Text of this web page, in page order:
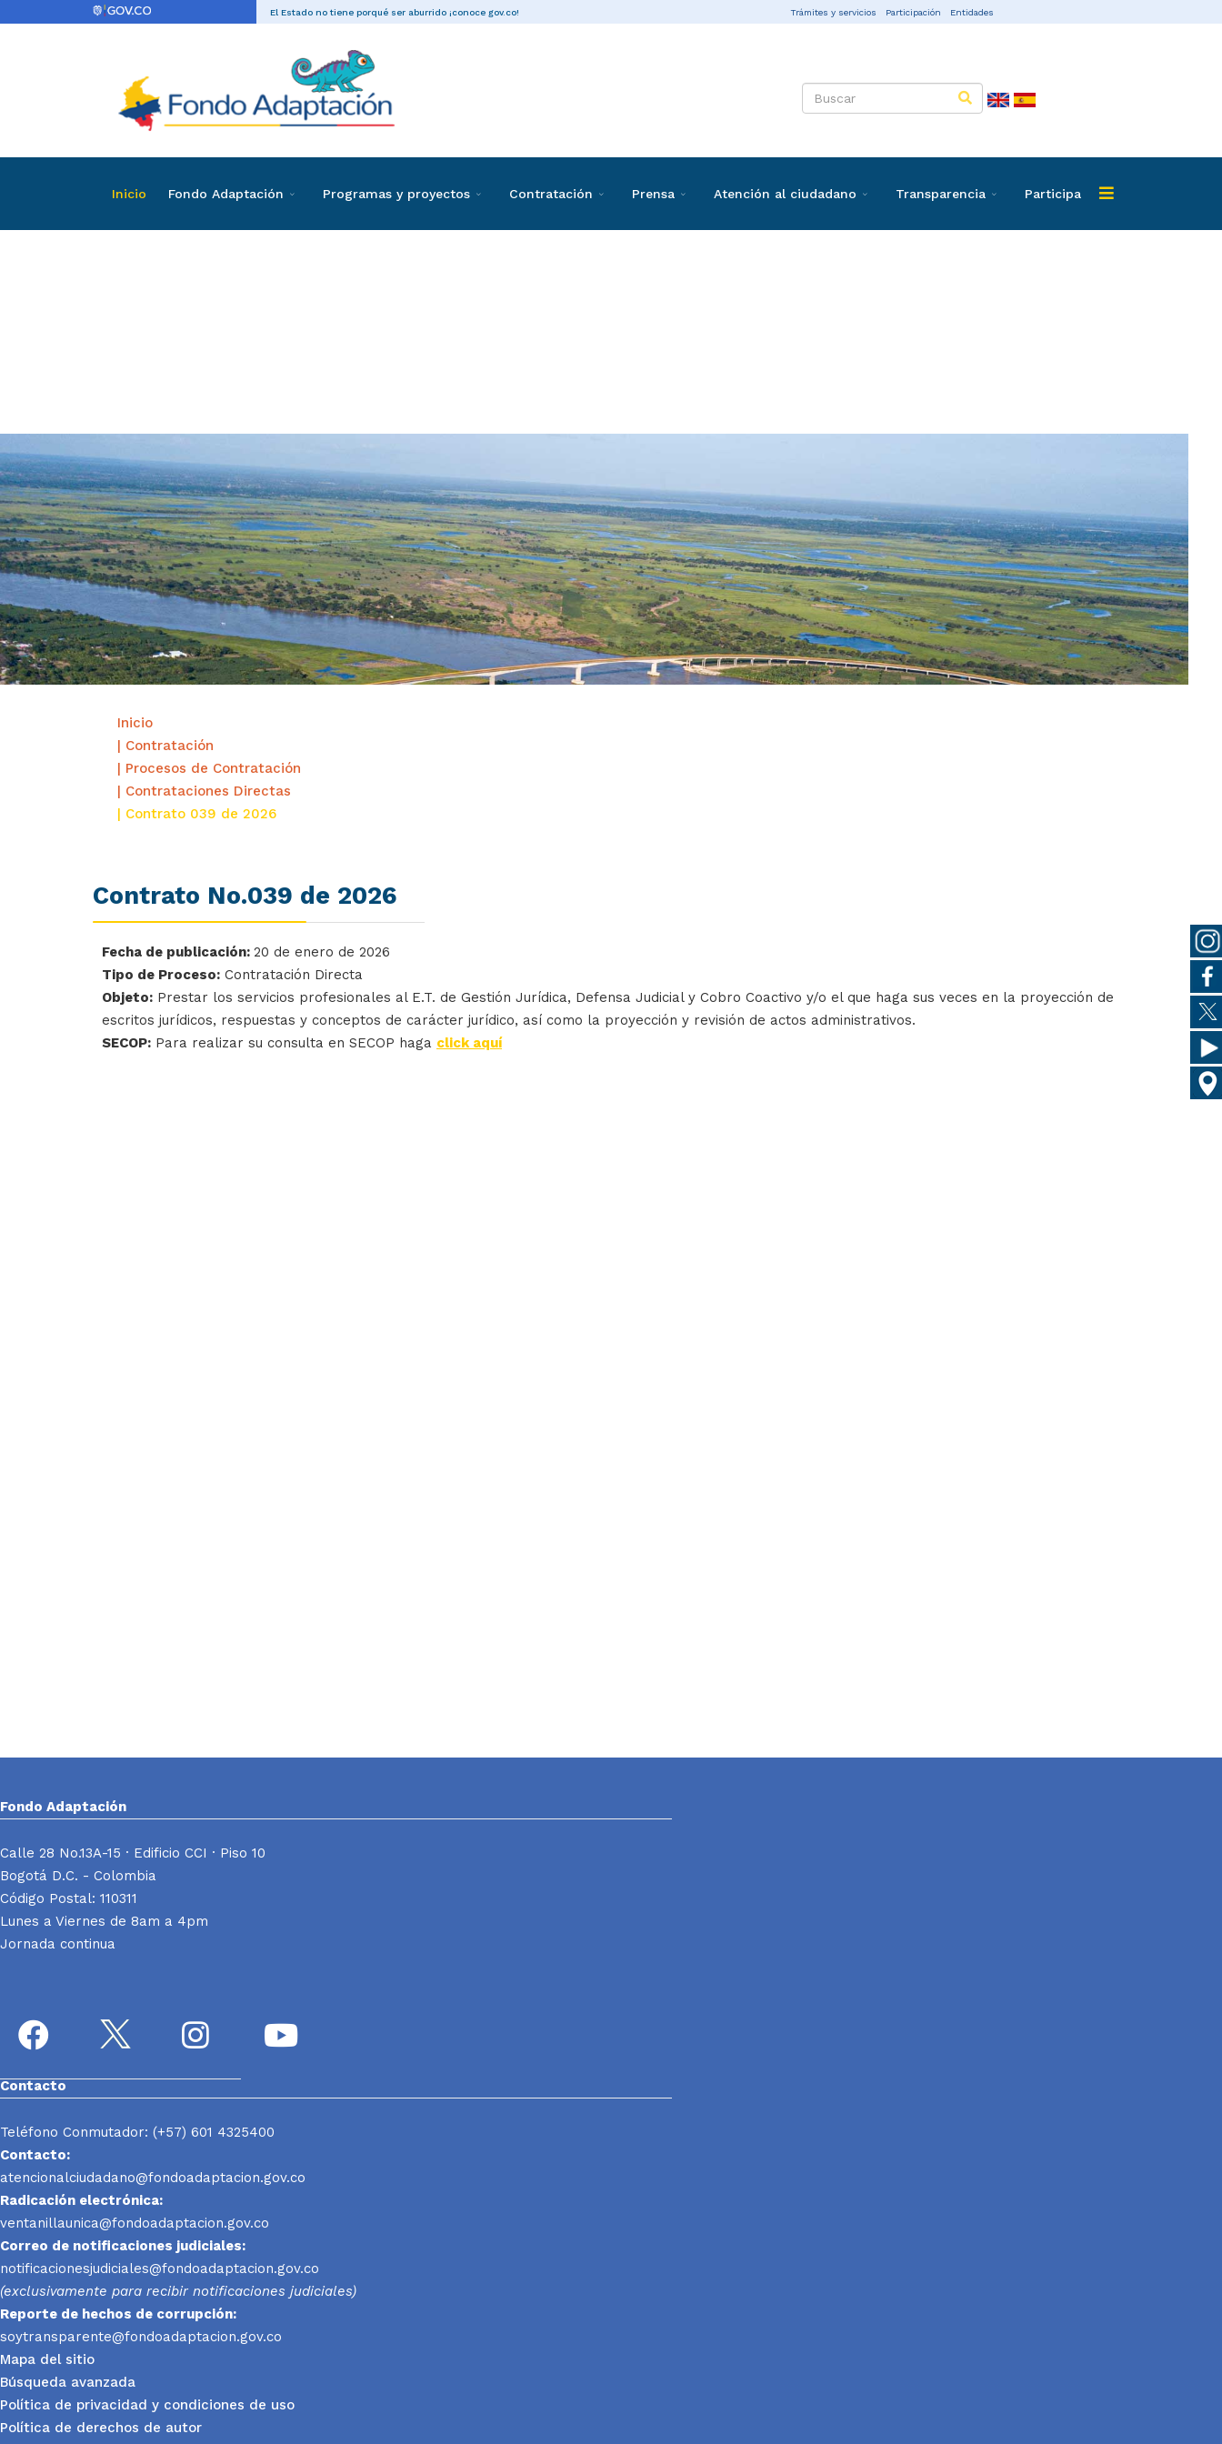
El Estado no tiene porqué ser aburrido ¡conoce gov.co! Trámites y servicios Participación Entidades
Inicio Fondo Adaptación Programas y proyectos Contratación Prensa Atención al ciudadano Transparencia Participa
Directas
Inicio
| Contratación
| Procesos de Contratación
| Contrataciones Directas
| Contrato 039 de 2026
Contrato No.039 de 2026
Fecha de publicación: 20 de enero de 2026
Tipo de Proceso: Contratación Directa
Objeto: Prestar los servicios profesionales al E.T. de Gestión Jurídica, Defensa Judicial y Cobro Coactivo y/o el que haga sus veces en la proyección de
escritos jurídicos, respuestas y conceptos de carácter jurídico, así como la proyección y revisión de actos administrativos.
SECOP: Para realizar su consulta en SECOP haga click aquí
Fondo Adaptación
Calle 28 No.13A-15 · Edificio CCI · Piso 10
Bogotá D.C. - Colombia
Código Postal: 110311
Lunes a Viernes de 8am a 4pm
Jornada continua
Contacto
Teléfono Conmutador: (+57) 601 4325400
Contacto:
atencionalciudadano@fondoadaptacion.gov.co
Radicación electrónica:
ventanillaunica@fondoadaptacion.gov.co
Correo de notificaciones judiciales:
notificacionesjudiciales@fondoadaptacion.gov.co
(exclusivamente para recibir notificaciones judiciales)
Reporte de hechos de corrupción:
soytransparente@fondoadaptacion.gov.co
Mapa del sitio
Búsqueda avanzada
Política de privacidad y condiciones de uso
Política de derechos de autor